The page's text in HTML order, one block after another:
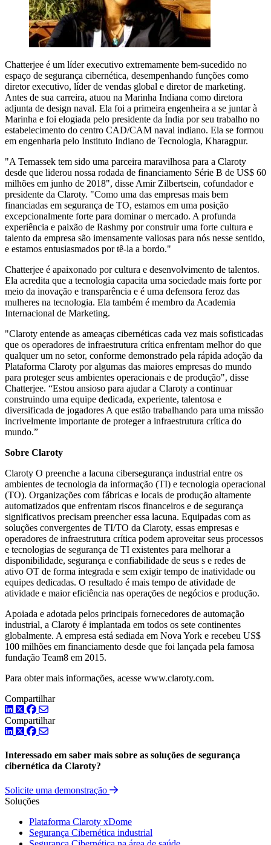
Chatterjee é um líder executivo extremamente bem-sucedido no
espaço de segurança cibernética, desempenhando funções como
diretor executivo, líder de vendas global e diretor de marketing.
Antes de sua carreira, atuou na Marinha Indiana como diretora
adjunta de design naval. Ela foi a primeira engenheira a se juntar à
Marinha e foi elogiada pelo presidente da Índia por seu trabalho no
estabelecimento do centro CAD/CAM naval indiano. Ela se formou
em engenharia pelo Instituto Indiano de Tecnologia, Kharagpur.
"A Temassek tem sido uma parceira maravilhosa para a Claroty
desde que liderou nossa rodada de financiamento Série B de US$ 60
milhões em junho de 2018", disse Amir Zilbertsein, cofundador e
presidente da Claroty. "Como uma das empresas mais bem
financiadas em segurança de TO, estamos em uma posição
excepcionalmente forte para dominar o mercado. A profunda
experiência e paixão de Rashmy por construir uma forte cultura e
talento da empresa são imensamente valiosas para nós nesse sentido,
e estamos entusiasmados por tê-la a bordo."
Chatterjee é apaixonado por cultura e desenvolvimento de talentos.
Ela acredita que a tecnologia capacita uma sociedade mais forte por
meio da inovação e transparência e é uma defensora feroz das
mulheres na tecnologia. Ela também é membro da Academia
Internacional de Marketing.
"Claroty entende as ameaças cibernéticas cada vez mais sofisticadas
que os operadores de infraestrutura crítica enfrentam melhor do que
qualquer um no setor, conforme demonstrado pela rápida adoção da
Plataforma Claroty por algumas das maiores empresas do mundo
para proteger seus ambientes operacionais e de produção", disse
Chatterjee. “Estou ansioso para ajudar a Claroty a continuar
construindo uma equipe dedicada, experiente, talentosa e
diversificada de jogadores A que estão trabalhando para uma missão
incrivelmente importante de proteger a infraestrutura crítica do
mundo.”
Sobre Claroty
Claroty O preenche a lacuna cibersegurança industrial entre os
ambientes de tecnologia da informação (TI) e tecnologia operacional
(TO). Organizações com fábricas e locais de produção altamente
automatizados que enfrentam riscos financeiros e de segurança
significativos precisam preencher essa lacuna. Equipadas com as
soluções convergentes de TI/TO da Claroty, essas empresas e
operadores de infraestrutura crítica podem aproveitar seus processos
e tecnologias de segurança de TI existentes para melhorar a
disponibilidade, segurança e confiabilidade de seus s e redes de
ativo OT de forma integrada e sem exigir tempo de inatividade ou
equipes dedicadas. O resultado é mais tempo de atividade de
atividade e maior eficiência nas operações de negócios e produção.
Apoiada e adotada pelos principais fornecedores de automação
industrial, a Claroty é implantada em todos os sete continentes
globalmente. A empresa está sediada em Nova York e recebeu US$
100 milhões em financiamento desde que foi lançada pela famosa
fundação Team8 em 2015.
Para obter mais informações, acesse www.claroty.com.
Compartilhar
LinkedIn
TwitterFacebook
Compartilhar
LinkedIn
TwitterFacebook
Interessado em saber mais sobre as soluções de segurança
cibernética da Claroty?
Solicite uma demonstração
Soluções
Plataforma Claroty xDome
Segurança Cibernética industrial